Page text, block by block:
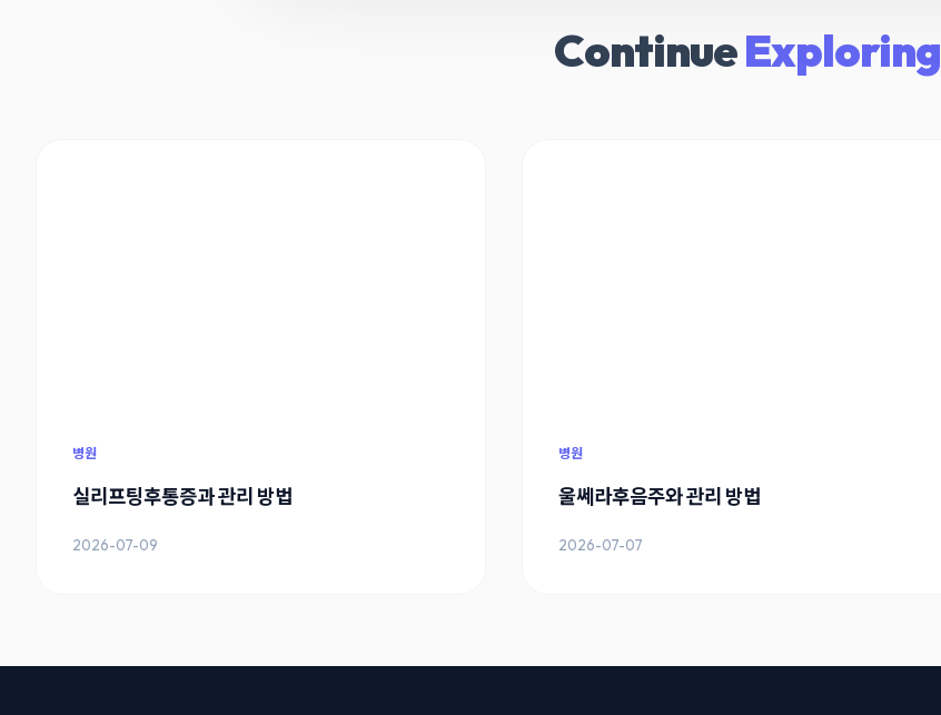
ContinueExploring
병원
실리프팅후통증과 관리 방법
2026-07-09
병원
울쎄라후음주와 관리 방법
2026-07-07